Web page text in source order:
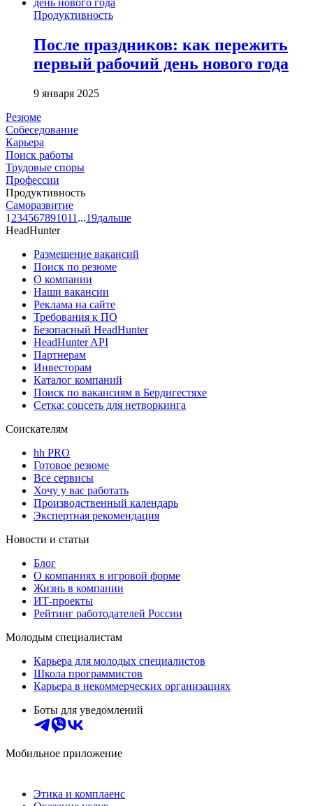
Продуктивность
После праздников: как пережить
первый рабочий день нового года
9 января 2025
Резюме
Собеседование
Карьера
Поиск работы
Трудовые споры
Профессии
Продуктивность
Саморазвитие
1 234567891011 ...19дальше
HeadHunter
Размещение вакансий
Поиск по резюме
О компании
Наши вакансии
Реклама на сайте
Требования к ПО
Безопасный HeadHunter
HeadHunter API
Партнерам
Инвесторам
Каталог компаний
Поиск по вакансиям в Бердигестяхе
Сетка: соцсеть для нетворкинга
Соискателям
hh PRO
Готовое резюме
Все сервисы
Хочу у вас работать
Производственный календарь
Экспертная рекомендация
Новости и статьи
Блог
О компаниях в игровой форме
Жизнь в компании
ИТ-проекты
Рейтинг работодателей России
Молодым специалистам
Карьера для молодых специалистов
Школа программистов
Карьера в некоммерческих организациях
Боты для уведомлений
Мобильное приложение
Этика и комплаенс